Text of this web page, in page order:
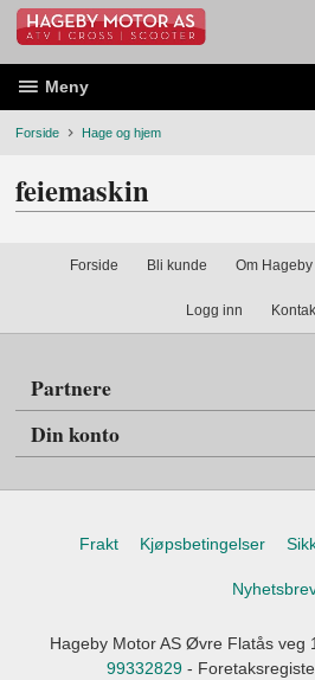
Gå
innholdet
Meny
Forside Hage og hjem
feiemaskin
Forside Bli kunde Om Hageby
Logg inn
Partnere
Din konto
Frakt Kjøpsbetingelser
Hageby Motor AS Øvre Flatås veg
99332829-